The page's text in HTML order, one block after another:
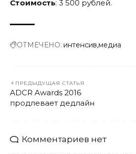
Стоимость: 3 500 рублей.
ОТМЕЧЕНО: интенсив медиа
ПРЕДЫДУЩАЯ СТАТЬЯ
ADCR Awards 2016
продлевает дедлайн
Комментариев нет